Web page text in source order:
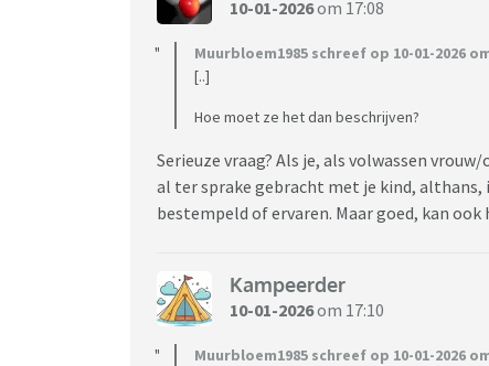
Hoe moet ik hiermee omgaan? Het voelt
zetten. Ik heb er zelfs nachtmerries van.
dat ze alles verdraait en ze zoon zo nog
10-01-2026om 17:08
Muurbloem1985 schreef op 10-01-2026
[..]
Hoe moet ze het dan beschrijven?
Serieuze vraag? Als je, als volwassen
al ter sprake gebracht met je kind, althans,
bestempeld of ervaren. Maar goed, kan
Kampeerder
10-01-2026om 17:10
Muurbloem1985 schreef op 10-01-2026